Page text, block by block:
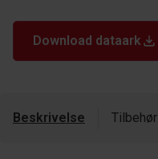
Download dataark
Beskrivelse Tilbehør